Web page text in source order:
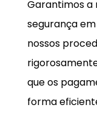
Garantimos a
segurança
nossos
que os
forma